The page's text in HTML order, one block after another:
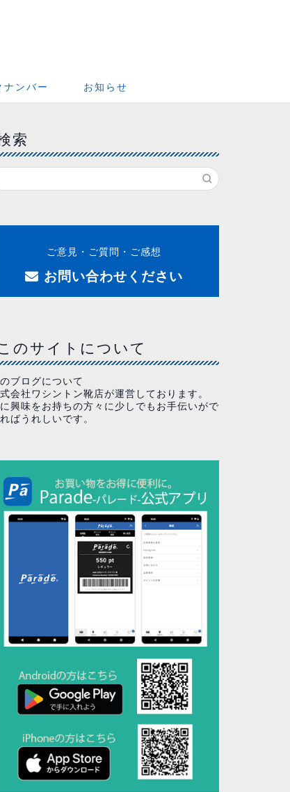
ナンバー お知らせ
索
ご意見・ご質問・ご感想
お問い合わせください
のサイトについて
ブログについて
会社ワシントン靴店が運営しております。
興味をお持ちの方々に少しでもお手伝いがで
ばうれしいです。